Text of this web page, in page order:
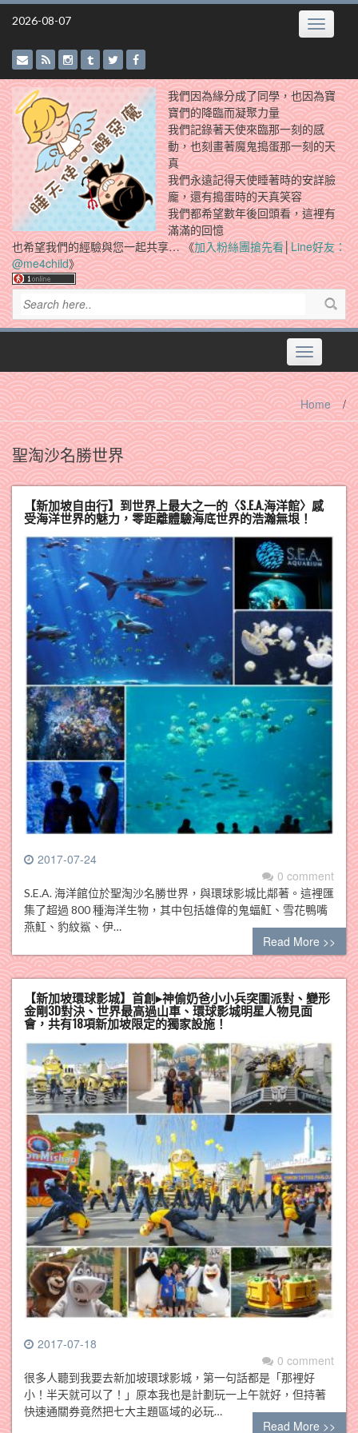
Skip
2026-08-07 Toggle
我們因為緣分成了同學，也因為寶
寶們的降臨而凝聚力量
我們記錄著天使來臨那一刻的感
動，也刻畫著魔鬼搗蛋那一刻的天
真
我們永遠記得天使睡著時的安詳臉
龐，還有搗蛋時的天真笑容
我們都希望數年後回頭看，這裡有
滿滿的回憶
也希望我們的經驗與您一起共享… 《加入粉絲團搶先看│Line好友：
@me4child》
Toggle
navigation
Home /
聖淘沙名勝世界
【新加坡自由行】到世界上最大之一的〈S.E.A.海洋館〉感
受海洋世界的魅力，零距離體驗海底世界的浩瀚無垠！
2017-07-24
0 comment
S.E.A. 海洋館位於聖淘沙名勝世界，與環球影城比鄰著。這裡匯
集了超過 800 種海洋生物，其中包括雄偉的鬼蝠魟、雪花鴨嘴
燕魟、豹紋鯊、伊…
Read More >>
【新加坡環球影城】首創▸神偷奶爸小小兵突圍派對、變形
金剛3D對決、世界最高過山車、環球影城明星人物見面
會，共有18項新加坡限定的獨家設施！
2017-07-18
0 comment
很多人聽到我要去新加坡環球影城，第一句話都是「那裡好
小！半天就可以了！」原本我也是計劃玩一上午就好，但持著
快速通關券竟然把七大主題區域的必玩…
Read More >>